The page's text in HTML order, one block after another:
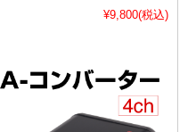
¥9,800(税込)